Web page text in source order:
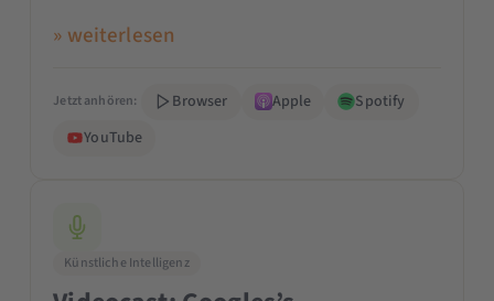
» weiterlesen
Jetzt anhören: Browser Apple
Spotify
YouTube
Künstliche Intelligenz